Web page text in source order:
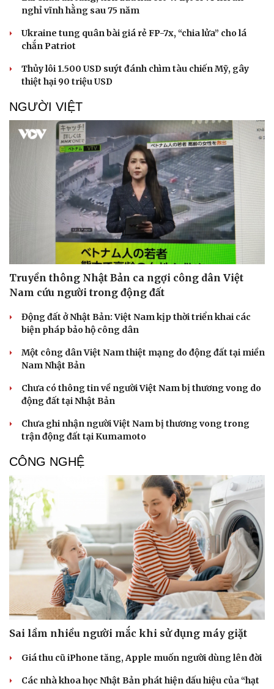
Thông tin doanh nghiệp
Doanh nhân
Vì cộng đồng
Sành điệu
Trải nghiệm
nghỉ vĩnh hằng sau 75 năm
Ukraine tung quân bài giá rẻ FP-7x, “chia lửa” cho lá
chắn Patriot
Thủy lôi 1.500 USD suýt đánh chìm tàu chiến Mỹ, gây
thiệt hại 90 triệu USD
NGƯỜI VIỆT
Truyền thông Nhật Bản ca ngợi công dân Việt
Nam cứu người trong động đất
Động đất ở Nhật Bản: Việt Nam kịp thời triển khai các
biện pháp bảo hộ công dân
Một công dân Việt Nam thiệt mạng do động đất tại miền
Nam Nhật Bản
Chưa có thông tin về người Việt Nam bị thương vong do
động đất tại Nhật Bản
Chưa ghi nhận người Việt Nam bị thương vong trong
trận động đất tại Kumamoto
CÔNG NGHỆ
Sai lầm nhiều người mắc khi sử dụng máy giặt
Giá thu cũ iPhone tăng, Apple muốn người dùng lên đời
Các nhà khoa học Nhật Bản phát hiện dấu hiệu của “hạt